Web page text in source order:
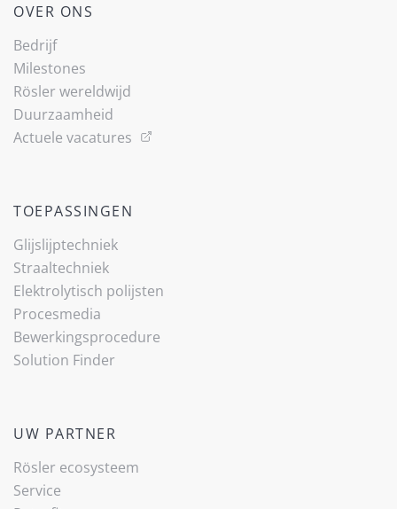
OVER ONS
Bedrijf
Milestones
Rösler wereldwijd
Duurzaamheid
Actuele vacatures
TOEPASSINGEN
Glijslijp­techniek
Straaltechniek
Elektrolytisch polijsten
Procesmedia
Bewerkingsprocedure
Solution Finder
UW PARTNER
Rösler ecosysteem
Service